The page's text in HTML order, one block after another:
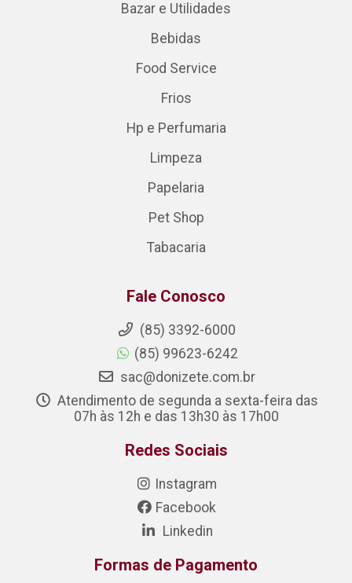
Bazar e Utilidades
Bebidas
Food Service
Frios
Hp e Perfumaria
Limpeza
Papelaria
Pet Shop
Tabacaria
Fale Conosco
(85) 3392-6000
(85) 99623-6242
sac@donizete.com.br
Atendimento de segunda a sexta-feira das
07h às 12h e das 13h30 às 17h00
Redes Sociais
Instagram
Facebook
Linkedin
Formas de Pagamento